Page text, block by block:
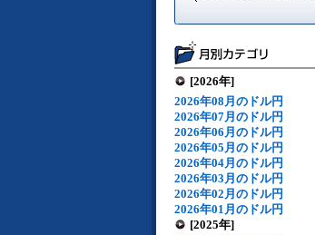
[2026年]
2026年08月のドル円
2026年07月のドル円
2026年06月のドル円
2026年05月のドル円
2026年04月のドル円
2026年03月のドル円
2026年02月のドル円
2026年01月のドル円
[2025年]